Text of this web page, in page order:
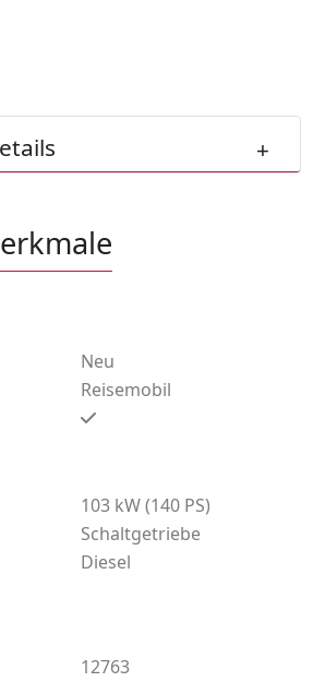
Neu
Reisemobil
103 kW (140 PS)
Schaltgetriebe
Diesel
12763